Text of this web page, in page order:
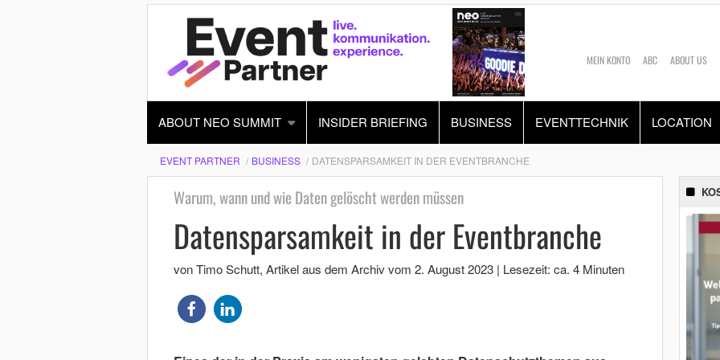
MEIN KONTO ABC ABOUT US
ABOUT NEO SUMMIT INSIDER BRIEFING BUSINESS EVENTTECHNIK LOCATION
EVENT PARTNER BUSINESS DATENSPARSAMKEIT IN DER EVENTBRANCHE
Warum, wann und wie Daten gelöscht werden müssen
Datensparsamkeit in der Eventbranche
von Timo Schutt, Artikel aus dem Archiv vom 2. August 2023| Lesezeit: ca. 4 Minuten